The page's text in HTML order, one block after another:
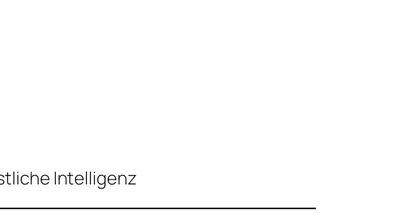
Intelligenz